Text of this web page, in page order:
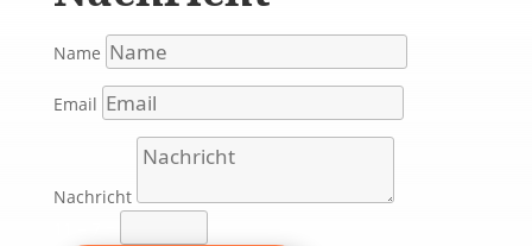
Name
Email
Nachricht